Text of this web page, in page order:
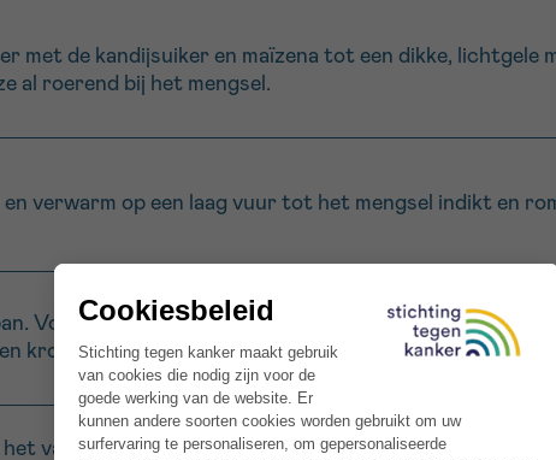
met de kandijsuiker en maïzena tot een dikke, lichtgele
al roerend bij het mengsel.
verwarm op een laag vuur tot het mengsel indikt en
Voeg het broodkruim toe en roer goed door. Strooi er
krokant is. Laat afkoelen.
vanille-aroma toe aan de afgekoelde crème. Klop de